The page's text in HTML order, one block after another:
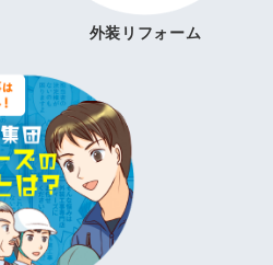
外装リフォーム